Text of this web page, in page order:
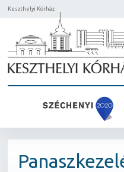
Keszthelyi Kórház